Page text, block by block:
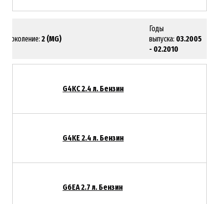
Поколение: 2 (MG)
Годы
выпуска: 03.2005
- 02.2010
G4KC 2.4 л. Бензин
G4KE 2.4 л. Бензин
G6EA 2.7 л. Бензин